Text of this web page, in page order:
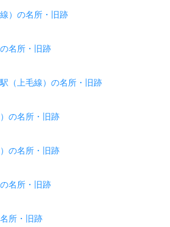
）の名所・旧跡
名所・旧跡
（上毛線）の名所・旧跡
の名所・旧跡
の名所・旧跡
名所・旧跡
所・旧跡